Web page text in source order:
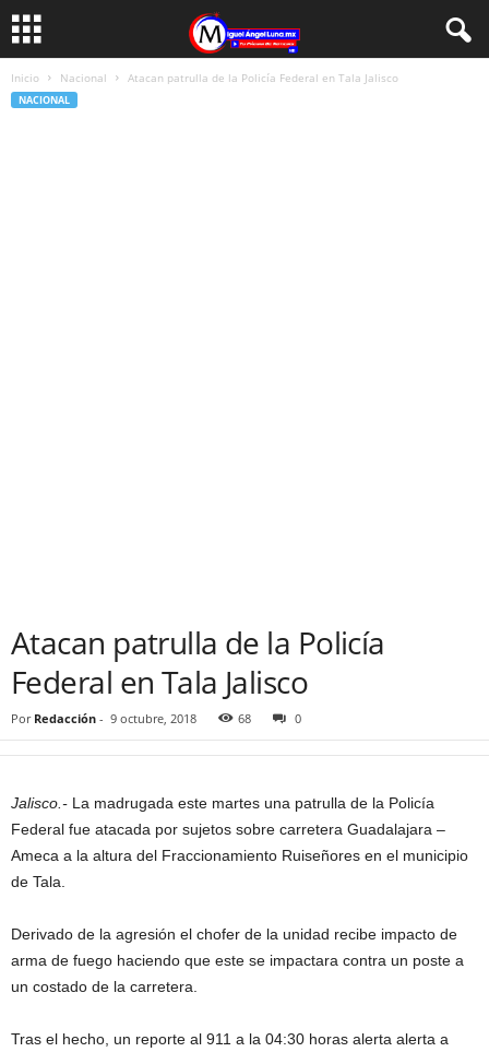
Inicio Nacional Atacan patrulla de la Policía Federal en Tala Jalisco
NACIONAL
Atacan patrulla de la Policía
Federal en Tala Jalisco
Por Redacción - 9 octubre, 2018 68 0
Jalisco.- La madrugada este martes una patrulla de la Policía
Federal fue atacada por sujetos sobre carretera Guadalajara –
Ameca a la altura del Fraccionamiento Ruiseñores en el municipio
de Tala.
Derivado de la agresión el chofer de la unidad recibe impacto de
arma de fuego haciendo que este se impactara contra un poste a
un costado de la carretera.
Tras el hecho, un reporte al 911 a la 04:30 horas alerta alerta a